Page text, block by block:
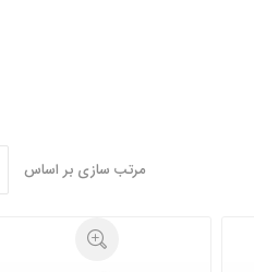
مشترک تیپ های پراید
مرتب سازی بر اساس